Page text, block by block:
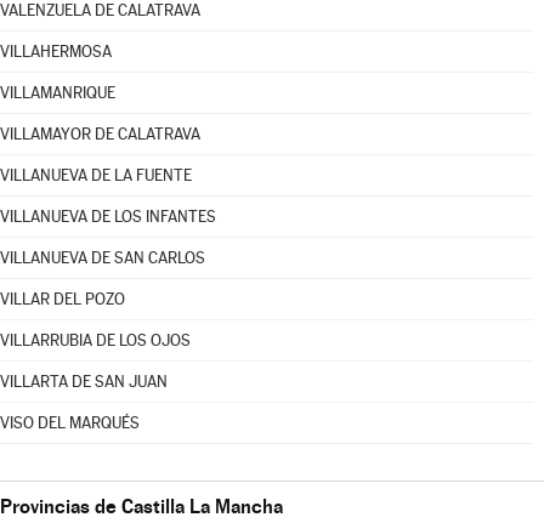
VALENZUELA DE CALATRAVA
VILLAHERMOSA
VILLAMANRIQUE
VILLAMAYOR DE CALATRAVA
VILLANUEVA DE LA FUENTE
VILLANUEVA DE LOS INFANTES
VILLANUEVA DE SAN CARLOS
VILLAR DEL POZO
VILLARRUBIA DE LOS OJOS
VILLARTA DE SAN JUAN
VISO DEL MARQUÉS
Provincias de Castilla La Mancha